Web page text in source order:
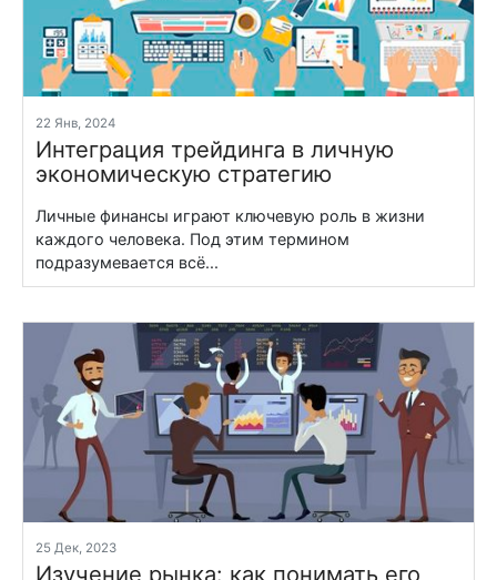
22 Янв, 2024
Интеграция трейдинга в личную
экономическую стратегию
Личные финансы играют ключевую роль в жизни
каждого человека. Под этим термином
подразумевается всё...
25 Дек, 2023
Изучение рынка: как понимать его